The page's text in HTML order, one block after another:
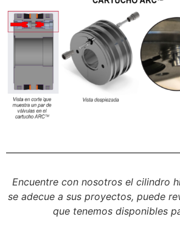
Encuentre con nosotros el cilindro
se adecue a sus proyectos, puede
que tenemos disponibles